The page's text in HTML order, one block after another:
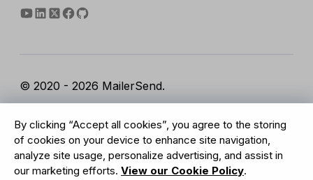
By clicking “Accept all cookies”, you agree to the storing
of cookies on your device to enhance site navigation,
analyze site usage, personalize advertising, and assist in
our marketing efforts. View our Cookie Policy.
© 2020 - 2026 MailerSend.
Cookies Settings